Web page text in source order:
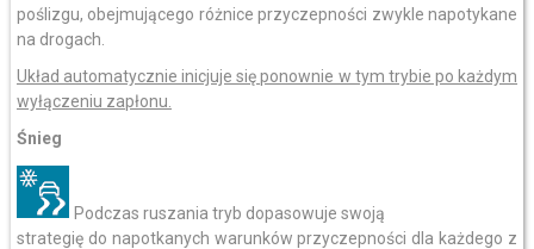
poślizgu, obejmującego różnice przyczepności zwykle napotykane
na drogach.
Układ automatycznie inicjuje się ponownie w tym trybie po każdym
wyłączeniu zapłonu.
Śnieg
Podczas ruszania tryb dopasowuje swoją
strategię do napotkanych warunków przyczepności dla każdego z